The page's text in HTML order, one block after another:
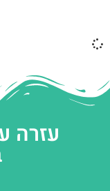
עזרה